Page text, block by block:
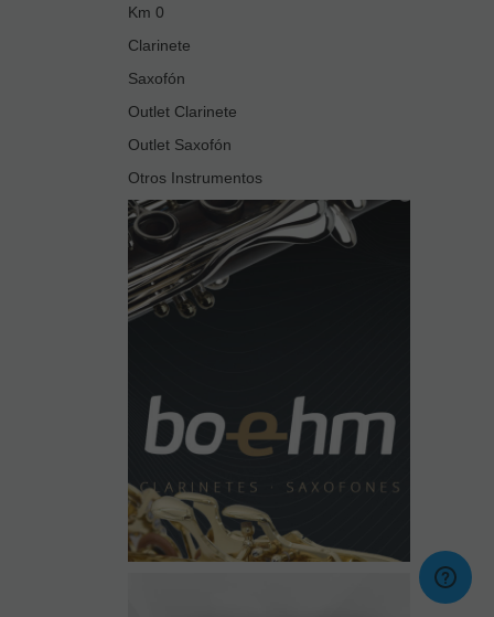
Km 0
Clarinete
Saxofón
Outlet Clarinete
Outlet Saxofón
Otros Instrumentos